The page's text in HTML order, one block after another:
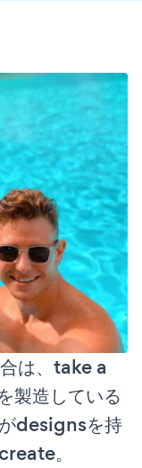
は、take a
製造している
designsを持
。